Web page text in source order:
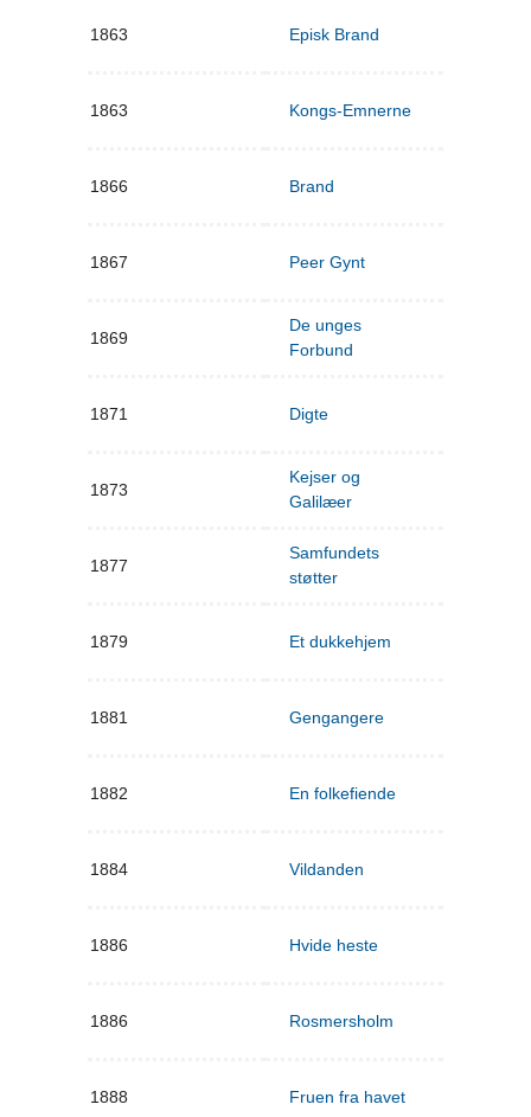
1863 Episk Brand
1863 Kongs-Emnerne
1866 Brand
1867 Peer Gynt
1869
De unges
Forbund
1871 Digte
1873
Kejser og
Galilæer
1877
Samfundets
støtter
1879 Et dukkehjem
1881 Gengangere
1882 En folkefiende
1884 Vildanden
1886 Hvide heste
1886 Rosmersholm
1888 Fruen fra havet